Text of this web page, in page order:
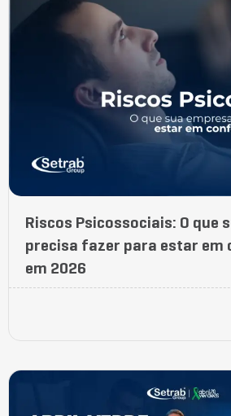
Riscos Psicossociais: O que
precisa fazer para estar em
em 2026